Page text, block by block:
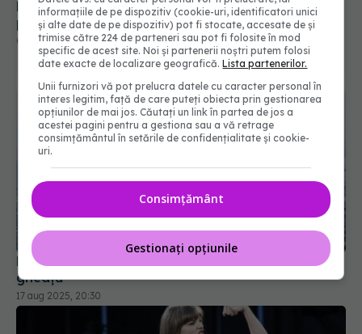
De ce să nu mai mănânci niciodată direct din
pungă sau ambalaj
09 ian 2026, 12:24
De ce să fierbi apa înainte de a face cuburi de
gheață
17 aug 2025, 20:30
informațiile de pe dispozitiv (cookie-uri, identificatori unici
și alte date de pe dispozitiv) pot fi stocate, accesate de și
trimise către 224 de parteneri sau pot fi folosite în mod
specific de acest site. Noi și partenerii noștri putem folosi
date exacte de localizare geografică.Lista partenerilor.
Unii furnizori vă pot prelucra datele cu caracter personal în
interes legitim, față de care puteți obiecta prin gestionarea
opțiunilor de mai jos. Căutați un link în partea de jos a
acestei pagini pentru a gestiona sau a vă retrage
consimțământul în setările de confidențialitate și cookie-
uri.
Consimțământ
Gestionați opțiunile